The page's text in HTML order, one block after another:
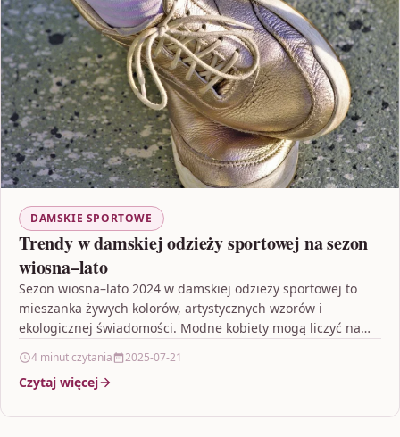
DAMSKIE SPORTOWE
Trendy w damskiej odzieży sportowej na sezon
wiosna–lato
Sezon wiosna–lato 2024 w damskiej odzieży sportowej to
mieszanka żywych kolorów, artystycznych wzorów i
ekologicznej świadomości. Modne kobiety mogą liczyć na
4 minut czytania 2025-07-21
Czytaj więcej